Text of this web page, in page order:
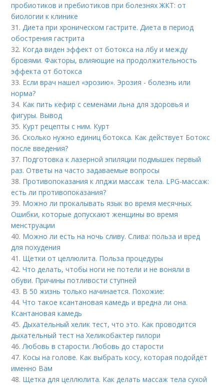
пробиотиков и пребиотиков при болезнях ЖКТ: от
биологии к клинике
31.Диета при хроническом гастрите. Диета в период
обострения гастрита
32. Когда виден эффект от ботокса на лбу и между
бровями. Факторы, влияющие на продолжительность
эффекта от ботокса
33. Если врач нашел «эрозию». Эрозия - болезнь или
норма?
34. Как пить кефир с семенами льна для здоровья и
фигуры. Вывод
35. Курт рецепты с ним. Курт
36.Сколько нужно единиц ботокса. Как действует Ботокс
после введения?
37. Подготовка к лазерной эпиляции подмышек первый
раз. Ответы на часто задаваемые вопросы
38. Противопоказания к лпджи массаж тела. LPG-массаж:
есть ли противопоказания?
39. Можно ли прокалывать язык во время месячных.
Ошибки, которые допускают женщины во время
менструации
40. Можно ли есть на ночь сливу. Слива: польза и вред
для похудения
41. Щетки от целлюлита. Польза процедуры
42.Что делать, чтобы ноги не потели и не воняли в
обуви. Причины потливости ступней
43. В 50 жизнь только начинается. Похожие:
44.Что такое ксантановая камедь и вредна ли она.
Ксантановая камедь
45.Дыхательный хелик тест, что это. Как проводится
дыхательный тест на Хеликобактер пилори
46.Любовь в старости. Любовь до старости
47. Косы на голове. Как выбрать косу, которая подойдёт
именно Вам
48. Щетка для целлюлита. Как делать массаж тела сухой